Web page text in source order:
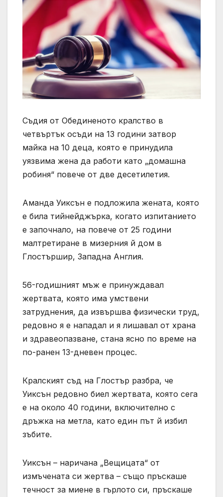
Съдия от Обединеното кралство в
четвъртък осъди на 13 години затвор
майка на 10 деца, която е принудила
уязвима жена да работи като „домашна
робиня“ повече от две десетилетия.
Аманда Уиксън е подложила жената, която
е била тийнейджърка, когато изпитанието
е започнало, на повече от 25 години
малтретиране в мизерния й дом в
Глостършир, Западна Англия.
56-годишният мъж е принуждавал
жертвата, която има умствени
затруднения, да извършва физически труд,
редовно я е нападал и я лишавал от храна
и здравеопазване, стана ясно по време на
по-ранен 13-дневен процес.
Кралският съд на Глостър разбра, че
Уиксън редовно биел жертвата, която сега
е на около 40 години, включително с
дръжка на метла, като един път й избил
зъбите.
Уиксън – наричана „Вещицата“ от
измъчената си жертва – също пръскаше
течност за миене в гърлото си, пръскаше